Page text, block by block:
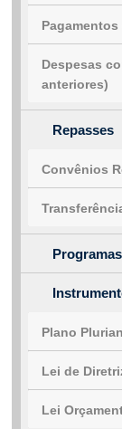
Despesas
anteriores)
Repasses
Convênios
Plano
Lei de
Lei